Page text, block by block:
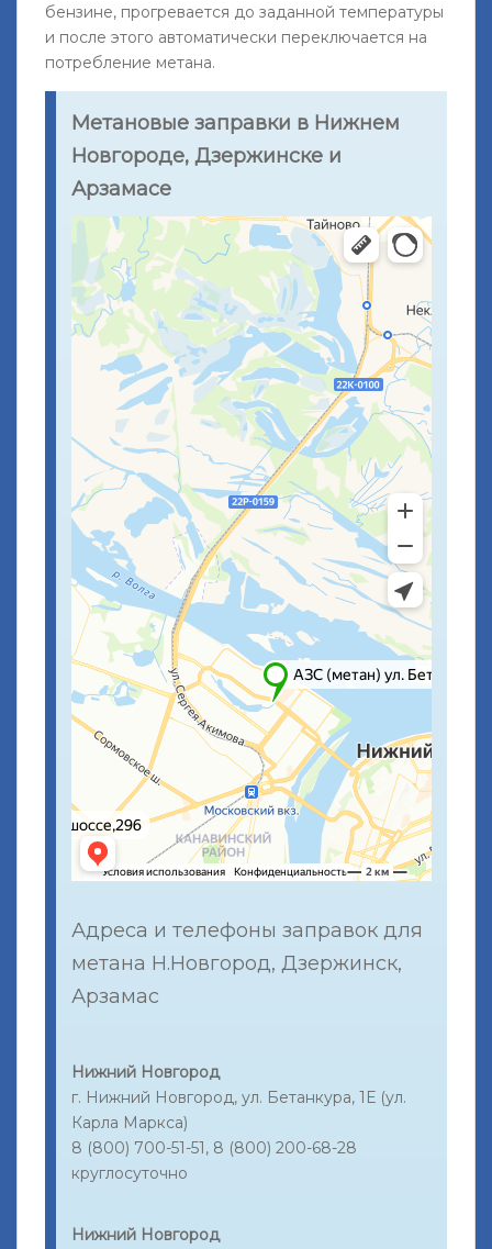
бензине, прогревается до заданной температуры
и после этого автоматически переключается на
потребление метана.
Метановые заправки в Нижнем
Новгороде, Дзержинске и
Арзамасе
Адреса и телефоны заправок для
метана Н.Новгород, Дзержинск,
Арзамас
Нижний Новгород
г. Нижний Новгород, ул. Бетанкура, 1Е (ул.
Карла Маркса)
8 (800) 700-51-51, 8 (800) 200-68-28
круглосуточно
Нижний Новгород